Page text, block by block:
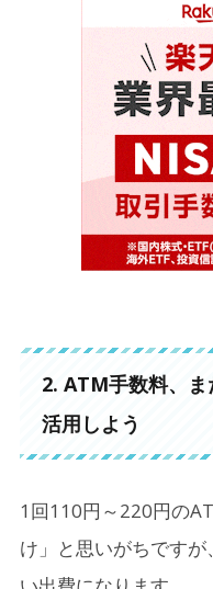
2. ATM手数料、
活用しよう
1回110円～220円の
け」と思いがちです